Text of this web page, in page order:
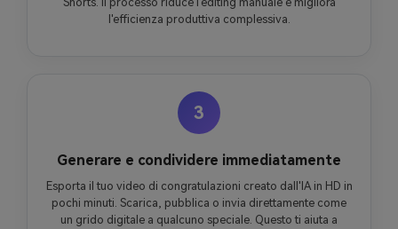
l'efficienza produttiva complessiva.
3
Generare e condividere immediatamente
Esporta il tuo video di congratulazioni creato dall'IA in HD in
pochi minuti. Scarica, pubblica o invia direttamente come
un grido digitale a qualcuno speciale. Questo ti aiuta a